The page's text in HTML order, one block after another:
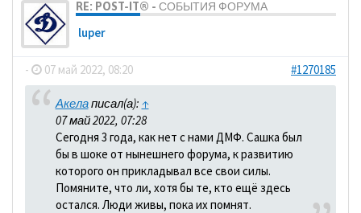
RE: POST-IT® - СОБЫТИЯ ФОРУМА
luper
- 07 май 2022, 08:20 #1270185
Акелаписал(а): ↑
07 май 2022, 07:28
Сегодня 3 года, как нет с нами ДМФ. Сашка был
бы в шоке от нынешнего форума, к развитию
которого он прикладывал все свои силы.
Помяните, что ли, хотя бы те, кто ещё здесь
остался. Люди живы, пока их помнят.